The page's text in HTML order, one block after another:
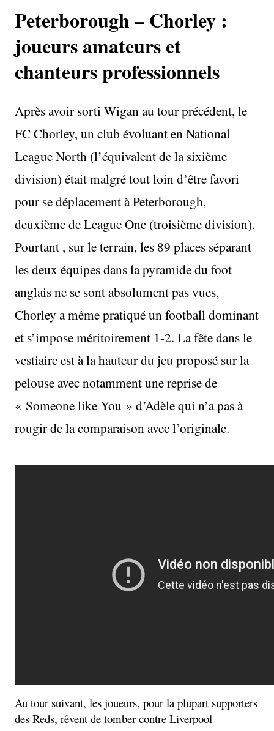
Peterborough – Chorley :
joueurs amateurs et
chanteurs professionnels
Après avoir sorti Wigan au tour précédent, le
FC Chorley, un club évoluant en National
League North (l’équivalent de la sixième
division) était malgré tout loin d’être favori
pour se déplacement à Peterborough,
deuxième de League One (troisième division).
Pourtant , sur le terrain, les 89 places séparant
les deux équipes dans la pyramide du foot
anglais ne se sont absolument pas vues,
Chorley a même pratiqué un football dominant
et s’impose méritoirement 1-2. La fête dans le
vestiaire est à la hauteur du jeu proposé sur la
pelouse avec notamment une reprise de
« Someone like You » d’Adèle qui n’a pas à
rougir de la comparaison avec l’originale.
Au tour suivant, les joueurs, pour la plupart supporters
des Reds, rêvent de tomber contre Liverpool